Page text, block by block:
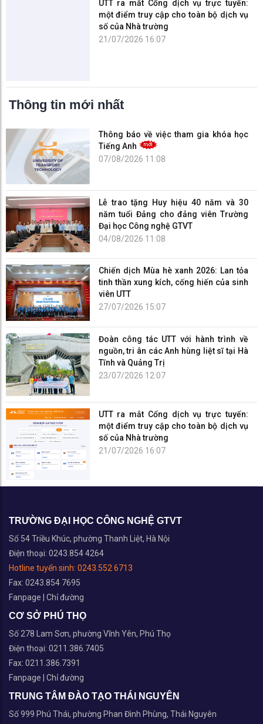
UTT ra mắt Cổng dịch vụ trực tuyến:
một điểm truy cập cho toàn bộ dịch vụ
số của Nhà trường
21/07/2026 16:07
Thông tin mới nhất
Thông báo về việc tham gia khóa học
Tiếng Anh
07/08/2026 11:08
Lễ trao tặng Huy hiệu 40 năm và 30
năm tuổi Đảng cho đảng viên Trường
Đại học Công nghệ GTVT
04/08/2026 11:08
Chiến dịch Mùa hè xanh 2026: Lan tỏa
tinh thần xung kích, cống hiến của sinh
viên UTT
27/07/2026 15:07
Đoàn công tác UTT với hành trình về
nguồn, tri ân các Anh hùng liệt sĩ tại Hà
Tĩnh và Quảng Trị
23/07/2026 12:07
UTT ra mắt Cổng dịch vụ trực tuyến:
một điểm truy cập cho toàn bộ dịch vụ
số của Nhà trường
21/07/2026 16:07
TRƯỜNG ĐẠI HỌC CÔNG NGHỆ GTVT
Số 54 Triều Khúc, phường Thanh Liệt, Hà Nội
Điện thoại: 0243.854 4264
Hotline tuyển sinh: 0243.552 6713
Fax: 0243.854 7695
Fanpage
Chỉ đường
CƠ SỞ PHÚ THỌ
Số 278 Lam Sơn, phường Vĩnh Yên, Phú Thọ
Điện thoại: 0211.386.7405
Fax: 0211.386.7391
Fanpage
Chỉ đường
TRUNG TÂM ĐÀO TẠO THÁI NGUYÊN
Số 999 Phú Thái, phường Phan Đình Phùng, Thái Nguyên